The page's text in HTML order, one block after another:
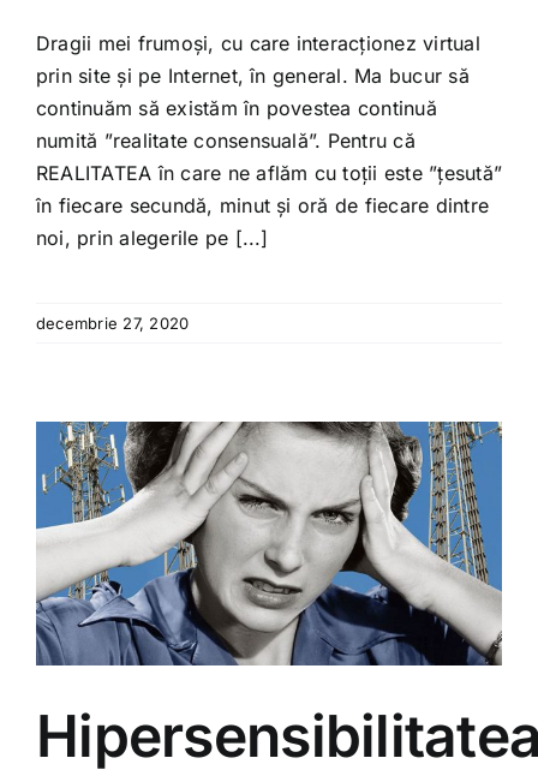
Dragii mei frumoși, cu care interacționez virtual
prin site și pe Internet, în general. Ma bucur să
continuăm să existăm în povestea continuă
numită ”realitate consensuală”. Pentru că
REALITATEA în care ne aflăm cu toții este ”țesută”
în fiecare secundă, minut și oră de fiecare dintre
noi, prin alegerile pe [...]
decembrie 27, 2020